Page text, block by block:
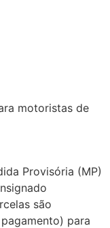
motoristas de
Provisória (MP)
são
para